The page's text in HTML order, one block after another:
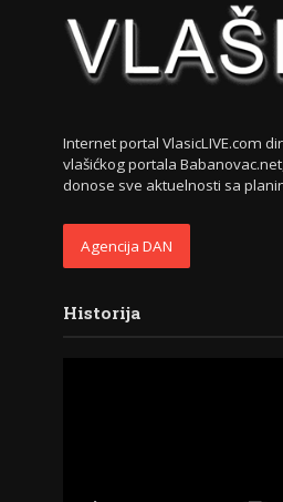
Internet portal VlasicLIVE.com
vlašićkog portala
donose sve aktuelnosti sa
Agencija DAN
Historija